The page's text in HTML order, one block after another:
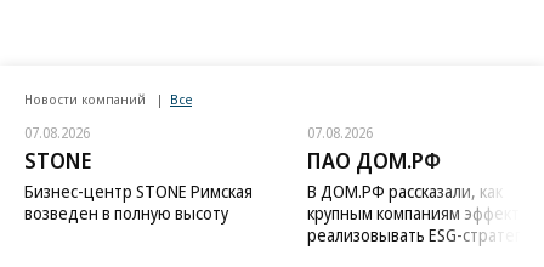
Новости компаний Все
07.08.2026
STONE
Бизнес-центр STONE Римская
возведен в полную высоту
07.08.2026
ПАО ДОМ.РФ
В ДОМ.РФ рассказали, как
крупным компаниям
реализовывать ESG-стратегию